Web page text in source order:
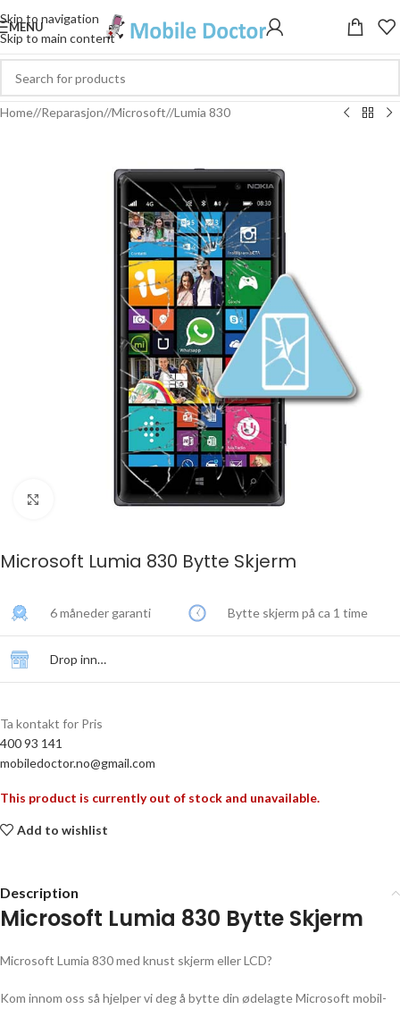
Skip to navigation
Skip to main content
MENU
Home/ Reparasjon/ Microsoft/ Lumia 830
Click to enlarge
Microsoft Lumia 830 Bytte Skjerm
6 måneder garanti Bytte skjerm på ca 1 time
Drop inn…
Ta kontakt for Pris
400 93 141
mobiledoctor.no@gmail.com
This product is currently out of stock and unavailable.
Add to wishlist
Description
Microsoft Lumia 830 Bytte Skjerm
Microsoft Lumia 830med knust skjerm eller LCD?
Kom innom oss så hjelper vi deg å bytte din ødelagteMicrosoft mobil-